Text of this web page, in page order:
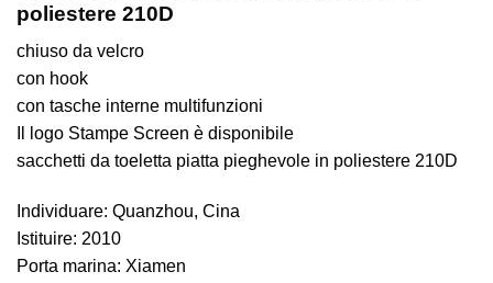
poliestere 210D
chiuso da velcro
con hook
con tasche interne multifunzioni
Il logo Stampe Screen è disponibile
sacchetti da toeletta piatta pieghevole in poliestere 210D
Individuare: Quanzhou, Cina
Istituire: 2010
Porta marina: Xiamen